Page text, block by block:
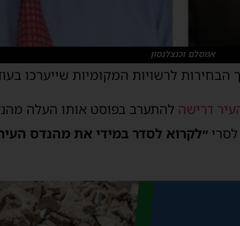
אמסלם וכנצלנסון
דרישה להתערב בפוסט אותו העלה
״לקרוא לסדר במידי את מהנדס